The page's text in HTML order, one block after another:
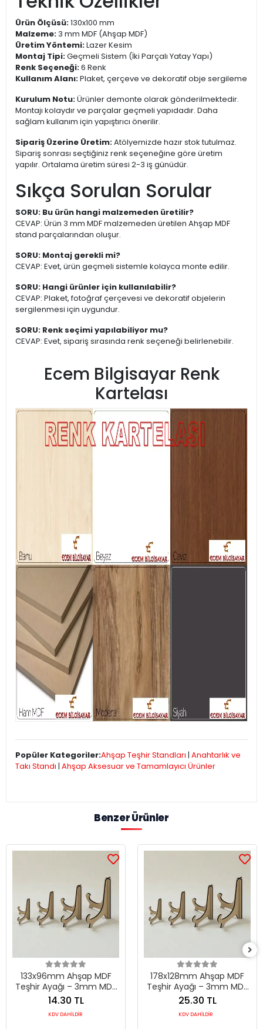
Ürün Ölçüsü:130x100 mm
Malzeme:3 mm MDF (Ahşap MDF)
Üretim Yöntemi:Lazer Kesim
Montaj Tipi:Geçmeli Sistem (İki Parçalı Yatay Yapı)
Renk Seçeneği:6 Renk
Kullanım Alanı:Plaket, çerçeve ve dekoratif obje sergileme
Kurulum Notu:Ürünler demonte olarak gönderilmektedir.
Montajı kolaydır ve parçalar geçmeli yapıdadır. Daha
sağlam kullanım için yapıştırıcı önerilir.
Sipariş Üzerine Üretim:Atölyemizde hazır stok tutulmaz.
Sipariş sonrası seçtiğiniz renk seçeneğine göre üretim
yapılır. Ortalama üretim süresi 2-3 iş günüdür.
Sıkça Sorulan Sorular
SORU: Bu ürün hangi malzemeden üretilir?
CEVAP: Ürün 3 mm MDF malzemeden üretilen Ahşap MDF
stand parçalarından oluşur.
SORU: Montaj gerekli mi?
CEVAP: Evet, ürün geçmeli sistemle kolayca monte edilir.
SORU: Hangi ürünler için kullanılabilir?
CEVAP: Plaket, fotoğraf çerçevesi ve dekoratif objelerin
sergilenmesi için uygundur.
SORU: Renk seçimi yapılabiliyor mu?
CEVAP: Evet, sipariş sırasında renk seçeneği belirlenebilir.
Ecem Bilgisayar Renk
Kartelası
Popüler Kategoriler:Ahşap Teşhir Standları | Anahtarlık ve
Takı Standı | Ahşap Aksesuar ve Tamamlayıcı Ürünler
Benzer Ürünler
133x96mm Ahşap MDF
Teşhir Ayağı – 3mm MDF
Ürün Standı (6 Renk)
14.30 TL
KDV DAHİLDİR
178x128mm Ahşap MDF
Teşhir Ayağı – 3mm MDF
Büyük Ürün Standı (6
25.30 TL
KDV DAHİLDİR